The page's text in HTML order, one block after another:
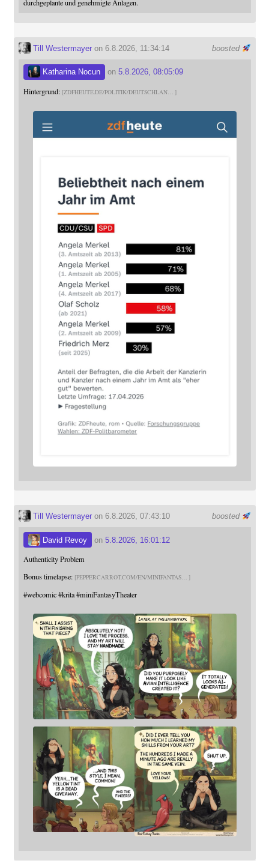
durchgeplante und genehmigte Anlagen.
boosted
Till Westermayeron 6.8.2026, 11:34:14
Katharina Nocun on 5.8.2026, 08:05:09
Hintergrund: ZDFHEUTE.DE/POLITIK/DEUTSCHLAN
boosted
Till Westermayeron 6.8.2026, 07:43:10
David Revoy on 5.8.2026, 16:01:12
Authenticity Problem
Bonus timelapse: PEPPERCARROT.COM/EN/MINIFANTAS
#webcomic #krita #miniFantasyTheater